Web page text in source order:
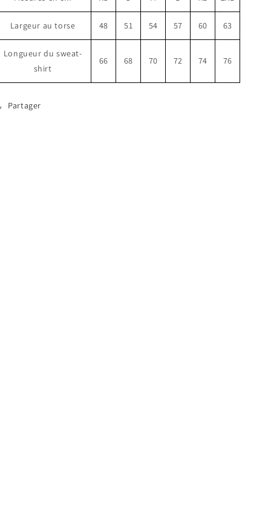
Largeur au torse 48 51 54 57 60 63
Longueur du sweat-
shirt
66 68 70 72 74 76
Partager